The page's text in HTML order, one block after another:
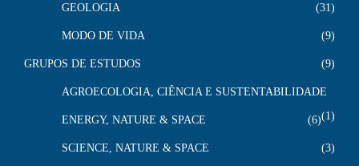
GEOLOGIA 31
MODO DE VIDA 9
GRUPOS DE ESTUDOS 9
AGROECOLOGIA, CIÊNCIA E SUSTENTABILIDADE
1
ENERGY, NATURE & SPACE 6
SCIENCE, NATURE & SPACE 3